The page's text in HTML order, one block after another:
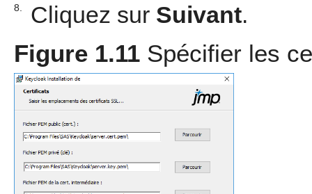
8. Cliquez sur Suivant.
Figure 1.11 Spécifier les